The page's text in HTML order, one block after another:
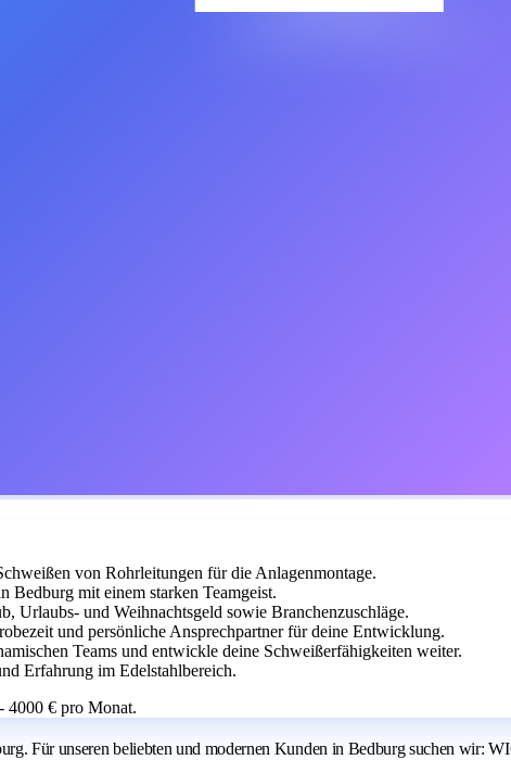
von Rohrleitungen für die Anlagenmontage.
Bedburg mit einem starken Teamgeist.
Urlaubs- und Weihnachtsgeld sowie Branchenzuschläge.
und persönliche Ansprechpartner für deine Entwicklung.
Teams und entwickle deine Schweißerfähigkeiten weiter.
Erfahrung im Edelstahlbereich.
4000 € pro Monat.
Für unseren beliebten und modernen Kunden in Bedburg suchen wir: